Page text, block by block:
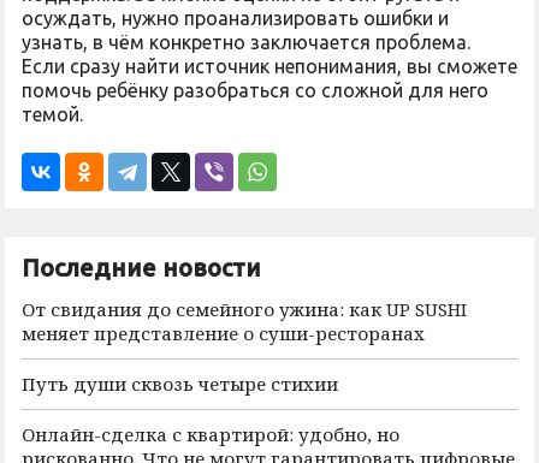
осуждать, нужно проанализировать ошибки и
узнать, в чём конкретно заключается проблема.
Если сразу найти источник непонимания, вы сможете
помочь ребёнку разобраться со сложной для него
темой.
Последние новости
От свидания до семейного ужина: как UP SUSHI
меняет представление о суши-ресторанах
Путь души сквозь четыре стихии
Онлайн-сделка с квартирой: удобно, но
рискованно. Что не могут гарантировать цифровые